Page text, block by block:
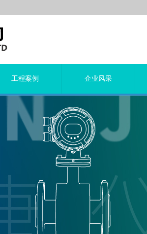
工程案例 企业风采